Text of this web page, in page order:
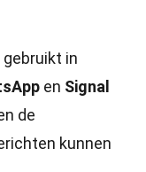
in
en Signal
de
kunnen